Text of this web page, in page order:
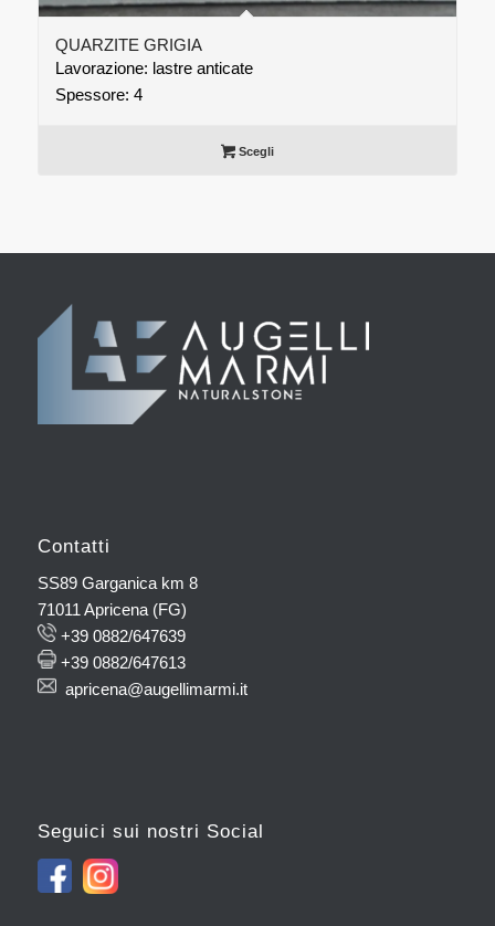
QUARZITE GRIGIA
Lavorazione: lastre anticate
Spessore: 4
Scegli
Contatti
SS89 Garganica km 8
71011 Apricena (FG)
+39 0882/647639
+39 0882/647613
apricena@augellimarmi.it
Seguici sui nostri Social